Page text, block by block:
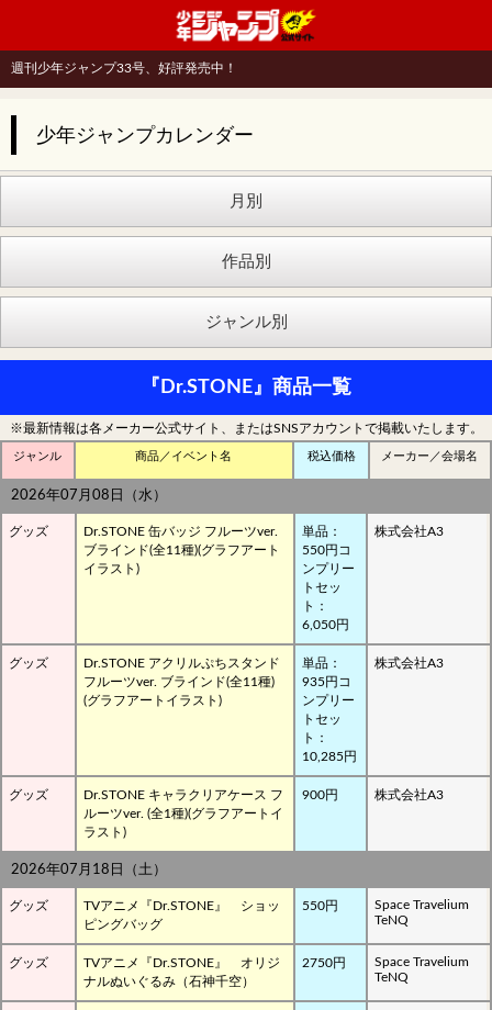
少年ジャンプ33号、好評発売中！
少年ジャンプカレンダー
『Dr.STONE』商品一覧
※最新情報は各メーカー公式サイト、またはSNSアカウントで掲載いたします。
ジャンル 商品／イベント名 税込価格 メーカー／会場名
2026年07月08日（水）
グッズ
Dr.STONE 缶バッジ フルーツver.
ブラインド(全11種)(グラフアート
イラスト)
単品：
550円コ
ンプリー
トセッ
ト：
6,050円
株式会社A3
グッズ
Dr.STONE アクリルぷちスタンド
フルーツver. ブラインド(全11種)
(グラフアートイラスト)
単品：
935円コ
ンプリー
トセッ
ト：
10,285円
株式会社A3
グッズ
Dr.STONE キャラクリアケース フ
ルーツver. (全1種)(グラフアートイ
ラスト)
900円 株式会社A3
2026年07月18日（土）
グッズ
TVアニメ『Dr.STONE』 ショッ
ピングバッグ
550円
Space Travelium
TeNQ
グッズ
TVアニメ『Dr.STONE』 オリジ
ナルぬいぐるみ（石神千空）
2750円
Space Travelium
TeNQ